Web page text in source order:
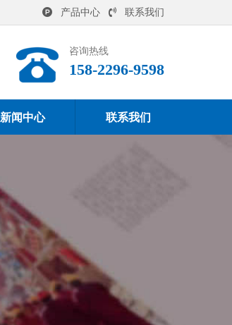
产品中心 联系我们
咨询热线
158-2296-9598
新闻中心 联系我们